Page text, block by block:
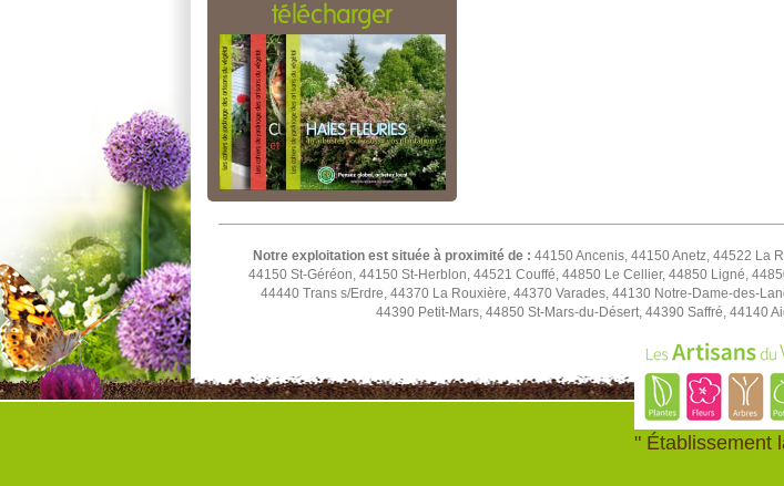
télécharger
Notre exploitation est située à proximité de : 44150 Ancenis, 44150 Anetz, 44522 La
44150 St-Géréon, 44150 St-Herblon, 44521 Couffé, 44850 Le Cellier, 44850 Ligné,
44440 Trans s/Erdre, 44370 La Rouxière, 44370 Varades, 44130 Notre-Dame-des-
44390 Petit-Mars, 44850 St-Mars-du-Désert, 44390 Saffré, 44140
" Établissement